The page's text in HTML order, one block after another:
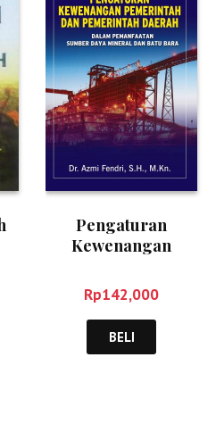
Pengaturan
Kewenangan
Pemerintah Daerah
– Azmi Fendri
Rp142,000
BELI